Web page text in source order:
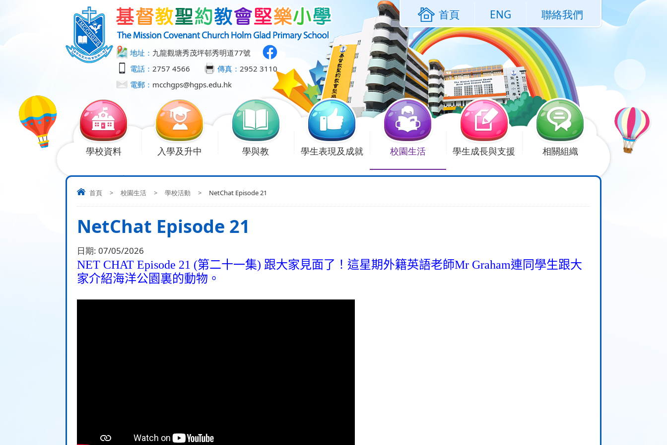
地址： 九龍觀塘秀茂坪邨秀明道77號
電話： 2757 4566 傳真： 2952 3110
電郵： mcchgps@hgps.edu.hk
首頁 ENG 聯絡我們
學校資料 入學及升中 學與教 學生表現及成就 校園生活 學生成長與支援 相關組織
首頁 > 校園生活 > 學校活動 > NetChat Episode 21
NetChat Episode 21
日期: 07/05/2026
NET CHAT Episode 21 (第二十一集) 跟大家見面了！這星期外籍英語老師Mr Graham連同學生跟大
家介紹海洋公園裏的動物。